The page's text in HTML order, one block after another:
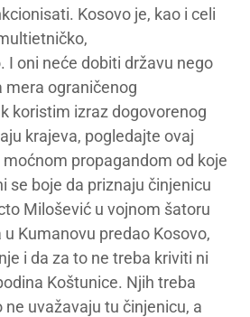
Kosovo je, kao i celi
I oni neće dobiti državu nego
mera ograničenog
koristim izraz dogovorenog
krajeva, pogledajte ovaj
propagandom od koje
se boje da priznaju činjenicu
Milošević u vojnom šatoru
Kumanovu predao Kosovo,
i da za to ne treba kriviti ni
Koštunice. Njih treba
ne uvažavaju tu činjenicu, a